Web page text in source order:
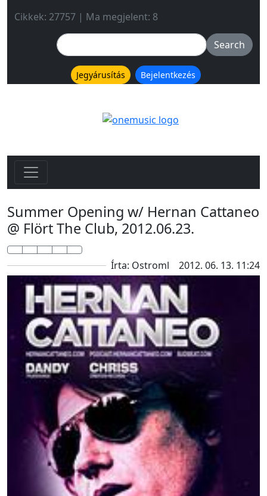
Cikkek: 27757 | Ma megjelent: 8
Jegyárusítás Bejelentkezés
Summer Opening w/ Hernan Cattaneo
@ Flört The Club, 2012.06.23.
Írta: Ostroml 2012. 06. 13. 11:24